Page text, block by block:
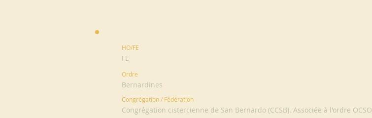
HO/FE
FE
Ordre
Bernardines
Congrégation / Fédération
Congrégation cistercienne de San Bernardo (CCSB). Associée à l'ordre OCSO